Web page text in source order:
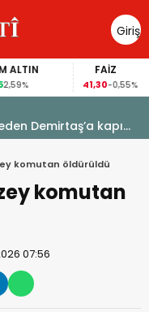
Giriş
Yap
FAİZ
41,30-0,55%
Demirtaş’a kapı
şimdi de siyasi
komutan öldürüldü
komutan
07:56